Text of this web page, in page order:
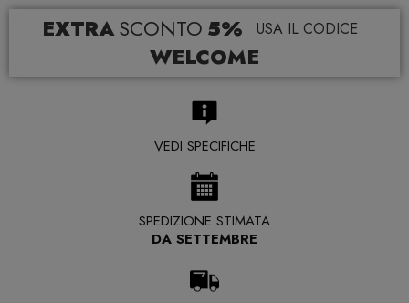
EXTRASCONTO 5% USA IL CODICE
WELCOME
VEDI SPECIFICHE
SPEDIZIONE STIMATA
DA SETTEMBRE